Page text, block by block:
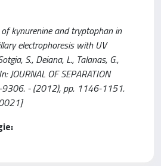
kynurenine and tryptophan in
electrophoresis with UV
S., Deiana, L., Talanas, G.,
JOURNAL OF SEPARATION
9306. - (2012), pp. 1146-1151.